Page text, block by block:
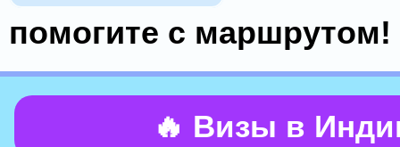
помогите с маршрутом!
🔥 Визы в